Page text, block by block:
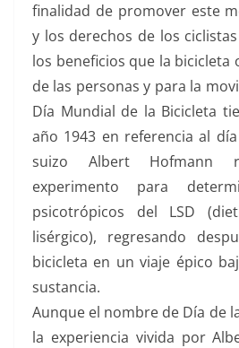
finalidad de promover este
y los derechos de los
los beneficios que la bicicleta
de las personas y para la
Día Mundial de la Bicicleta
año 1943 en referencia al
suizo Albert Hofmann
experimento para
psicotrópicos del LSD
lisérgico), regresando
bicicleta en un viaje épico
sustancia.
Aunque el nombre de Día de
la experiencia vivida por